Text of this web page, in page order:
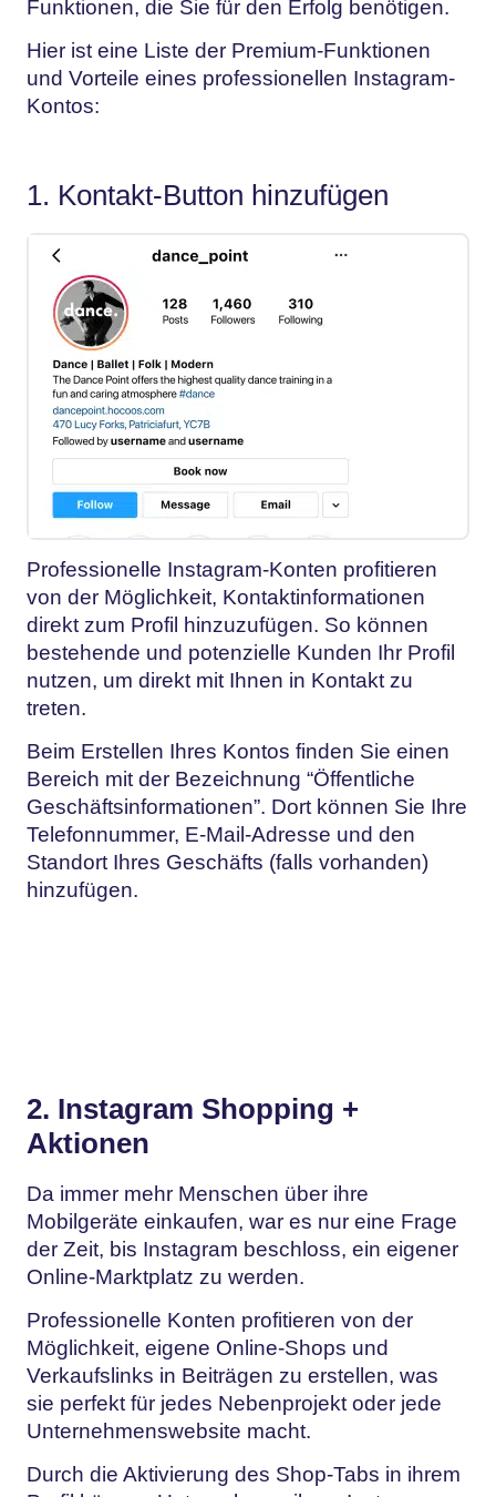
Funktionen, die Sie für den Erfolg benötigen.
Hier ist eine Liste der Premium-Funktionen
und Vorteile eines professionellen Instagram-
Kontos:
1. Kontakt-Button hinzufügen
Professionelle Instagram-Konten profitieren
von der Möglichkeit, Kontaktinformationen
direkt zum Profil hinzuzufügen. So können
bestehende und potenzielle Kunden Ihr Profil
nutzen, um direkt mit Ihnen in Kontakt zu
treten.
Beim Erstellen Ihres Kontos finden Sie einen
Bereich mit der Bezeichnung “Öffentliche
Geschäftsinformationen”. Dort können Sie Ihre
Telefonnummer, E-Mail-Adresse und den
Standort Ihres Geschäfts (falls vorhanden)
hinzufügen.
2. Instagram Shopping +
Aktionen
Da immer mehr Menschen über ihre
Mobilgeräte einkaufen, war es nur eine Frage
der Zeit, bis Instagram beschloss, ein eigener
Online-Marktplatz zu werden.
Professionelle Konten profitieren von der
Möglichkeit, eigene Online-Shops und
Verkaufslinks in Beiträgen zu erstellen, was
sie perfekt für jedes Nebenprojekt oder jede
Unternehmenswebsite macht.
Durch die Aktivierung des Shop-Tabs in ihrem